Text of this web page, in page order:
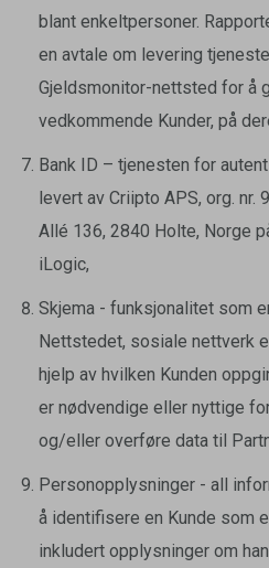
blant enkeltpersoner.
en avtale om levering
Gjeldsmonitor-nettsted for å
vedkommende Kunder, på
Bank ID – tjenesten for
levert av Criipto APS, org. nr.
Allé 136, 2840 Holte, Norge
iLogic,
Skjema - funksjonalitet som
Nettstedet, sosiale nettverk
hjelp av hvilken Kunden
er nødvendige eller nyttige
og/eller overføre data til
Personopplysninger - all
å identifisere en Kunde som
inkludert opplysninger om